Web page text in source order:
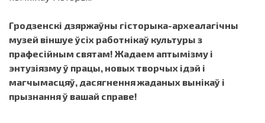
Гродзенскі дзяржаўны гісторыка-археалагічны
музей віншуе ўсіх работнікаў культуры з
прафесійным святам! Жадаем аптымізму і
энтузіязму ў працы, новых творчых ідэй і
магчымасцяў, дасягнення жаданых вынікаў і
прызнання ў вашай справе!